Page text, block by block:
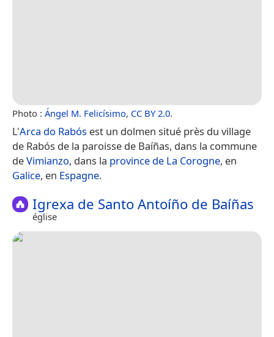
Photo : Ángel M. Felicísimo, CC BY 2.0.
L'Arca do Rabós est un dolmen situé près du village
de Rabós de la paroisse de Baíñas, dans la commune
deVimianzo, dans la province de La Corogne, en
Galice, en Espagne.
Igrexa de Santo Antoíño de Baíñas
église